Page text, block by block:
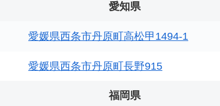
愛知県
愛媛県西条市丹原町高松甲1494-1
愛媛県西条市丹原町長野915
福岡県